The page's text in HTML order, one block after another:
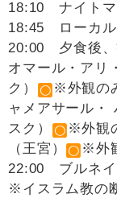
18:10 ナイトマ
18:45 ローカル
20:00 夕食後、
オマール・アリ
ク）
※外観の
ャメアサール・
スク）
※外観
（王宮）
※外
22:00 ブルネイ
※イスラム教の